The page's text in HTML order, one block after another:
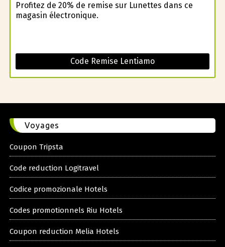
Profitez de 20% de remise sur Lunettes dans ce
magasin électronique.
Code Remise Lentiamo
Voyages
Coupon Tripsta
Code reduction Logitravel
Codice promozionale Hotels
Codes promotionnels Riu Hotels
Coupon reduction Melia Hotels